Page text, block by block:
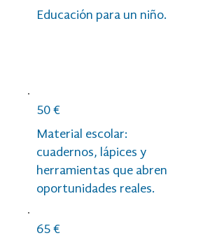
Educación para un niño.
Material escolar:
cuadernos, lápices y
herramientas que abren
oportunidades reales.
50 €
65 €